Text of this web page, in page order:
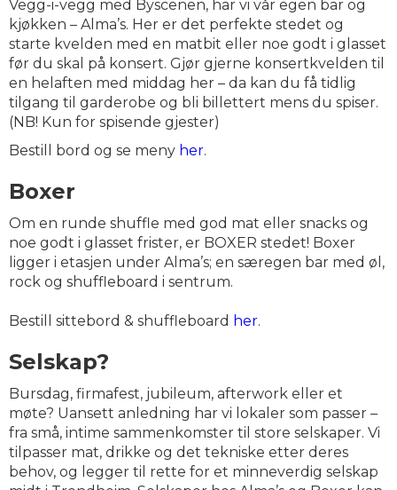
Vegg-i-vegg med Byscenen, har vi vår egen bar og
kjøkken – Alma’s. Her er det perfekte stedet og
starte kvelden med en matbit eller noe godt i glasset
før du skal på konsert. Gjør gjerne konsertkvelden til
en helaften med middag her – da kan du få tidlig
tilgang til garderobe og bli billettert mens du spiser.
(NB! Kun for spisende gjester)
Bestill bord og se meny her.
Boxer
Om en runde shuffle med god mat eller snacks og
noe godt i glasset frister, er BOXER stedet! Boxer
ligger i etasjen under Alma’s; en særegen bar med øl,
rock og shuffleboard i sentrum.
Bestill sittebord & shuffleboard her.
Selskap?
Bursdag, firmafest, jubileum, afterwork eller et
møte? Uansett anledning har vi lokaler som passer –
fra små, intime sammenkomster til store selskaper. Vi
tilpasser mat, drikke og det tekniske etter deres
behov, og legger til rette for et minneverdig selskap